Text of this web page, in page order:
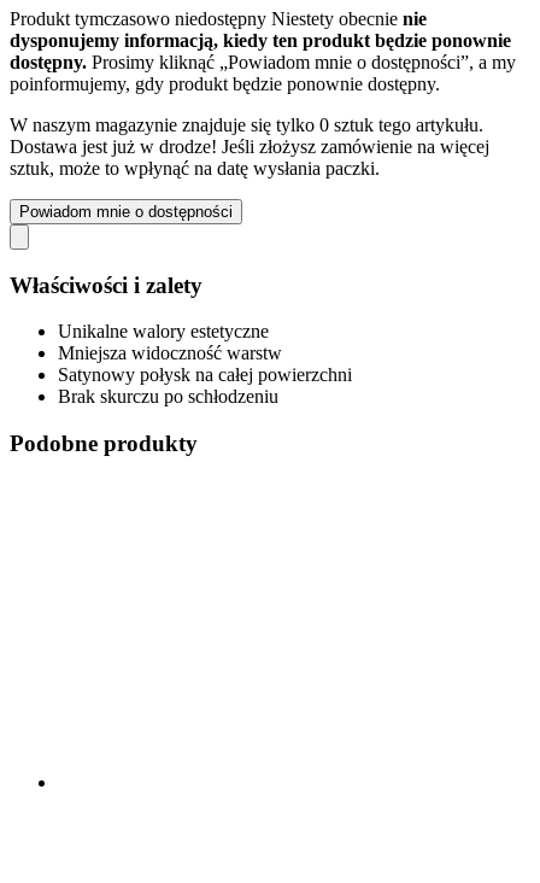
Produkt tymczasowo niedostępny Niestety obecnie nie
dysponujemy informacją, kiedy ten produkt będzie ponownie
dostępny. Prosimy kliknąć „Powiadom mnie o dostępności”, a my
poinformujemy, gdy produkt będzie ponownie dostępny.
W naszym magazynie znajduje się tylko 0 sztuk tego artykułu.
Dostawa jest już w drodze! Jeśli złożysz zamówienie na więcej
sztuk, może to wpłynąć na datę wysłania paczki.
Powiadom mnie o dostępności
Właściwości i zalety
Unikalne walory estetyczne
Mniejsza widoczność warstw
Satynowy połysk na całej powierzchni
Brak skurczu po schłodzeniu
Podobne produkty